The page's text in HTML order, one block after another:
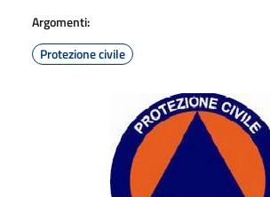
Argomenti:
Protezione civile